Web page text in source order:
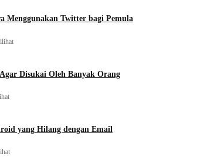
Menggunakan Twitter bagi Pemula
Disukai Oleh Banyak Orang
yang Hilang dengan Email